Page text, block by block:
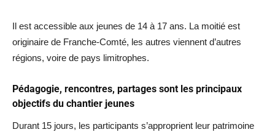
Il est accessible aux jeunes de 14 à 17 ans. La moitié est
originaire de Franche-Comté, les autres viennent d’autres
régions, voire de pays limitrophes.
Pédagogie, rencontres, partages sont les principaux
objectifs du chantier jeunes
Durant 15 jours, les participants s’approprient leur patrimoine